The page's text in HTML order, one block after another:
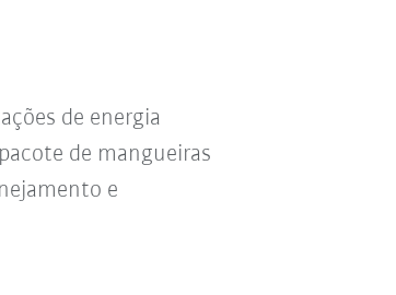
de energia
de mangueiras
e